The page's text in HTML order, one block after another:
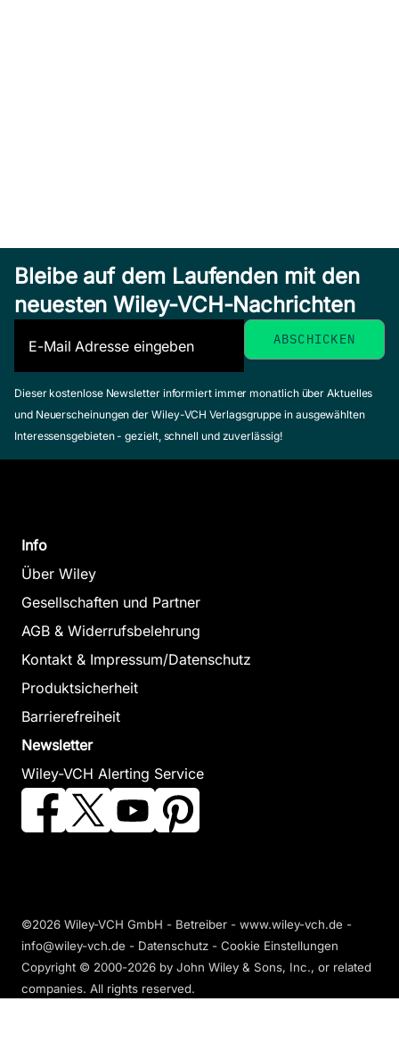
Bleibe auf dem Laufenden mit den
neuesten Wiley-VCH-Nachrichten
Dieser kostenlose Newsletter informiert immer monatlich über Aktuelles
und Neuerscheinungen der Wiley-VCH Verlagsgruppe in ausgewählten
Interessensgebieten - gezielt, schnell und zuverlässig!
Info
Über Wiley
Gesellschaften und Partner
AGB & Widerrufsbelehrung
Kontakt & Impressum/Datenschutz
Produktsicherheit
Barrierefreiheit
Newsletter
Wiley-VCH Alerting Service
©2026 Wiley-VCH GmbH - Betreiber - www.wiley-vch.de -
info@wiley-vch.de - Datenschutz - Cookie Einstellungen
Copyright © 2000-2026 by John Wiley & Sons, Inc., or related
companies. All rights reserved.